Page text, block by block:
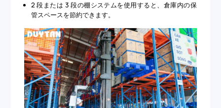
2 段または 3 段の棚システムを使用すると、倉庫内の保
管スペースを節約できます。